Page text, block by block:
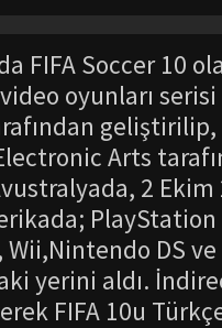
FIFA Soccer 10
oyunları serisi
Arts
2
PlayStation
DS
yerini aldı.
FIFA 10u